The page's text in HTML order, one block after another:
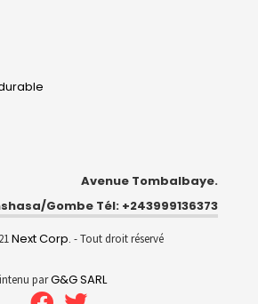
Avenue Tombalbaye.
Gombe Tél: +243999136373
Next Corp. - Tout droit réservé
parG&G SARL